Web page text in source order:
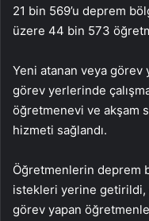
21 bin 569’u deprem
üzere 44 bin 573
Yeni atanan veya
görev yerlerinde
öğretmenevi ve akşam
hizmeti sağlandı.
Öğretmenlerin deprem
istekleri yerine getirildi,
görev yapan